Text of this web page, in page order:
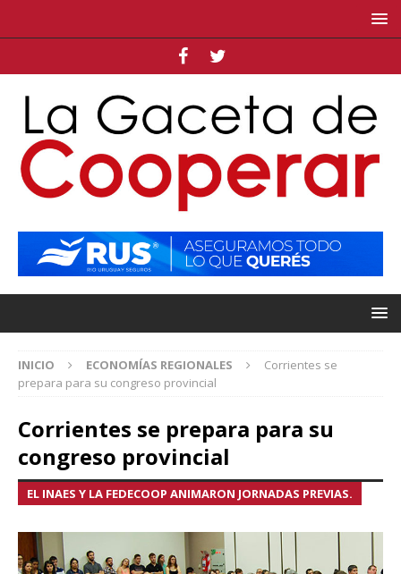
INICIO ECONOMÍAS REGIONALES
Corrientes se
prepara para su congreso provincial
Corrientes se prepara para su
congreso provincial
EL INAES Y LA FEDECOOP ANIMARON JORNADAS PREVIAS.